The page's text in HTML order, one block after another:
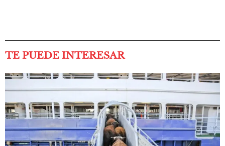
TE PUEDE INTERESAR